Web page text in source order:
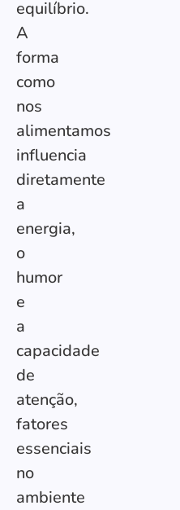
equilíbrio.
A
forma
como
nos
alimentamos
influencia
diretamente
a
energia,
o
humor
e
a
capacidade
de
atenção,
fatores
essenciais
no
ambiente